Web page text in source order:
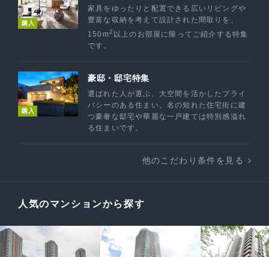
購入
家具をゆったりと配置できる広いリビングや
豊富な収納を考えて設計された間取りを、
150m2 以上のお部屋に限ってご紹介する特集
です。
購入
豪邸・邸宅特集
選ばれた人が選ぶ、大空間を活かしたプライ
バシーのある住まい。名の知れた住宅街に建
つ豪奢な邸宅や華麗な一戸建ては特別感溢れ
る住まいです。
他のこだわり条件を見る
人気のマンションから探す